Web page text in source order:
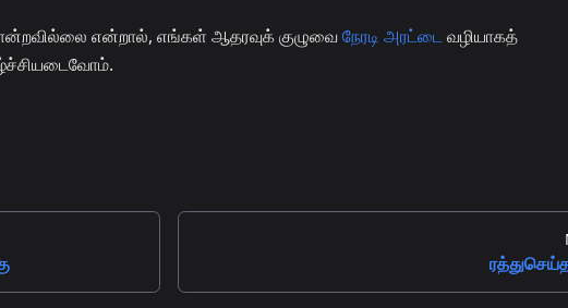
என்றால், எங்கள் ஆதரவுக் குழுவை நேரடி அரட்டைவழியாகத்